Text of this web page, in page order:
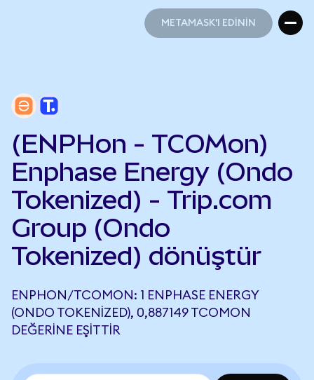
METAMASK'I EDİNİN
(ENPHon - TCOMon)
Enphase Energy (Ondo
Tokenized) - Trip.com
Group (Ondo
Tokenized) dönüştür
ENPHON/TCOMON: 1 ENPHASE ENERGY
(ONDO TOKENIZED), 0,887149 TCOMON
DEĞERINE EŞITTIR